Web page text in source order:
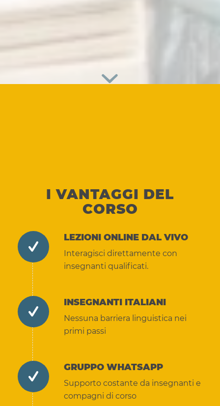
I VANTAGGI DEL
CORSO
LEZIONI ONLINE DAL VIVO
Interagisci direttamente con
insegnanti qualificati.
INSEGNANTI ITALIANI
Nessuna barriera linguistica nei
primi passi
GRUPPO WHATSAPP
Supporto costante da insegnanti e
compagni di corso